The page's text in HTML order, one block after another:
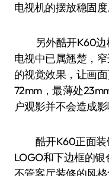
电视机的摆放稳固度
另外酷开K60
电视中已属翘楚，
的视觉效果，让画
72mm，最薄处
户观影并不会造成影
酷开K60正面
LOGO和下边框的银